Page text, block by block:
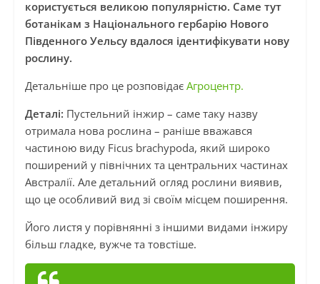
користується великою популярністю. Саме тут
ботанікам з Національного гербарію Нового
Південного Уельсу вдалося ідентифікувати нову
рослину.
Детальніше про це розповідає Агроцентр.
Деталі: Пустельний інжир – саме таку назву
отримала нова рослина – раніше вважався
частиною виду Ficus brachypoda, який широко
поширений у північних та центральних частинах
Австралії. Але детальний огляд рослини виявив,
що це особливий вид зі своїм місцем поширення.
Його листя у порівнянні з іншими видами інжиру
більш гладке, вужче та товстіше.